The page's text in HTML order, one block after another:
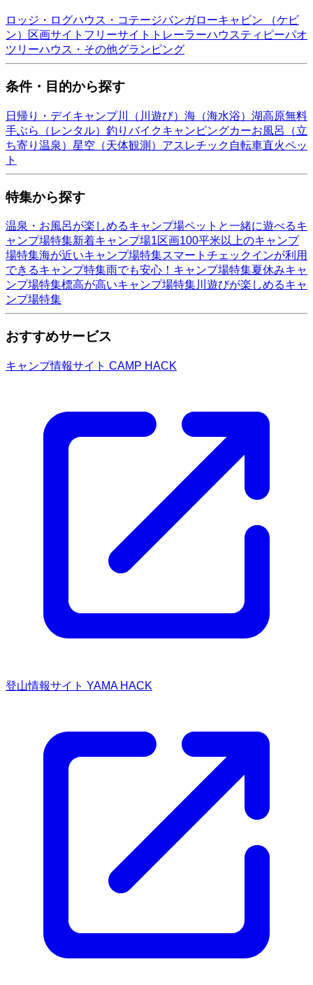
ロッジ・ログハウス・コテージバンガローキャビン （ケビ
ン）
区画サイト フリーサイト トレーラーハウスティピーパオ
ツリーハウス・その他グランピング
条件・目的から探す
日帰り・デイキャンプ川（川遊び） 海（海水浴） 湖高原無料
手ぶら（レンタル） 釣り バイクキャンピングカーお風呂（立
ち寄り温泉） 星空（天体観測） アスレチック 自転車直火ペッ
ト
特集から探す
温泉・お風呂が楽しめるキャンプ場ペットと一緒に遊べるキ
ャンプ場特集新着キャンプ場1区画100平米以上のキャンプ
場特集海が近いキャンプ場特集スマートチェックインが利用
できるキャンプ特集雨でも安心！キャンプ場特集夏休みキャ
ンプ場特集標高が高いキャンプ場特集川遊びが楽しめるキャ
ンプ場特集
おすすめサービス
キャンプ情報サイト CAMP HACK
登山情報サイト YAMA HACK